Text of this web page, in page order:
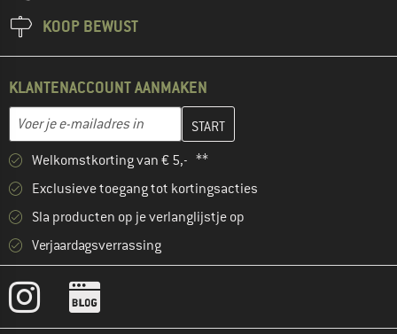
KOOP BEWUST
KLANTENACCOUNT AANMAKEN
E-mailadres
Vul je e-mailadres hier in en maak in de volgende stap je
Welkomstkorting van € 5,- **
Exclusieve toegang tot kortingsacties
Sla producten op je verlanglijstje op
Verjaardagsverrassing